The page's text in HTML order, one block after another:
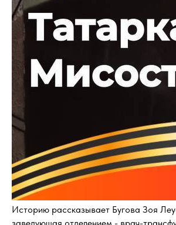
Историю рассказывает Бугова Зоя